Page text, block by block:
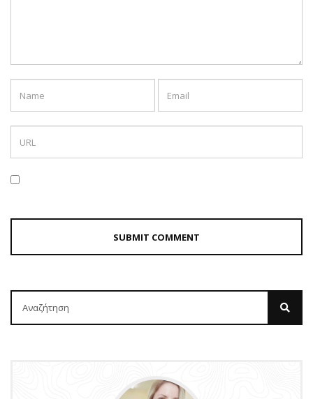
MURDLE JR.: Έξυπνα
εγκλήματα για έξυπνα
παιδιά, εκδόσεις
Ψυχογιός
Πόσες φορές έχετε ακούσει το “Βαριέμαι” αυτό το καλοκαίρι;